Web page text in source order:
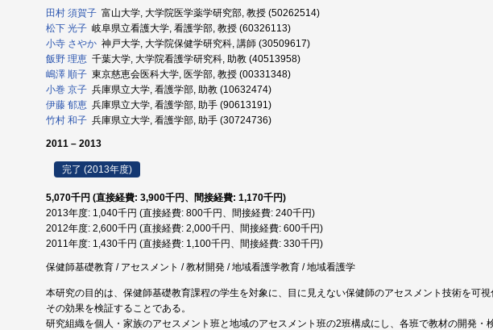
田村 須賀子 富山大学, 大学院医学薬学研究部, 教授 (50262514)
松下 光子 岐阜県立看護大学, 看護学部, 教授 (60326113)
小寺 さやか 神戸大学, 大学院保健学研究科, 講師 (30509617)
飯野 理恵 千葉大学, 大学院看護学研究科, 助教 (40513958)
嶋澤 順子 東京慈恵会医科大学, 医学部, 教授 (00331348)
小巻 京子 兵庫県立大学, 看護学部, 助教 (10632474)
伊藤 郁恵 兵庫県立大学, 看護学部, 助手 (90613191)
竹村 和子 兵庫県立大学, 看護学部, 助手 (30724736)
2011 – 2013
完了 (2013年度)
5,070千円 (直接経費: 3,900千円、間接経費: 1,170千円)
2013年度: 1,040千円 (直接経費: 800千円、間接経費: 240千円)
2012年度: 2,600千円 (直接経費: 2,000千円、間接経費: 600千円)
2011年度: 1,430千円 (直接経費: 1,100千円、間接経費: 330千円)
保健師基礎教育 / アセスメント / 教材開発 / 地域看護学教育 / 地域看護学
本研究の目的は、保健師基礎教育課程の学生を対象に、目に見えない保健師のアセスメント技術を可視
その効果を検証することである。
研究組織を個人・家族のアセスメント班と地域のアセスメント班の2班構成にし、各班で教材の開発・